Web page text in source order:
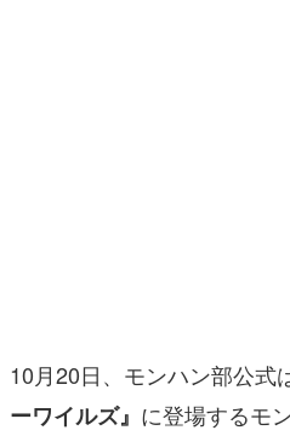
その他
10月20日、モンハン部公式は
ーワイルズ』 に登場するモ